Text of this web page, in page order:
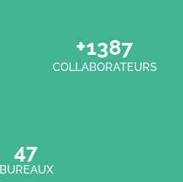
+1400
COLLABORATEURS
47
BUREAUX